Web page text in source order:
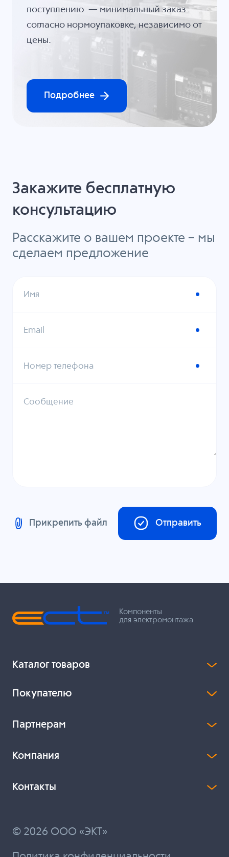
поступлению — минимальный заказ
согласно нормоупаковке, независимо от
цены.
Подробнее
Закажите бесплатную
консультацию
Расскажите о вашем проекте – мы
сделаем предложение
Имя
Email
Номер телефона
Сообщение
Прикрепить файл Отправить
Компоненты
для электромонтажа
Каталог товаров
Покупателю
Партнерам
Компания
Контакты
© 2026 ООО «ЭКТ»